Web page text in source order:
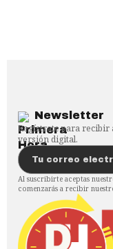
Newsletter
Regístrate para recibir
versión digital.
Al suscribirte aceptas
comenzarás a recibir